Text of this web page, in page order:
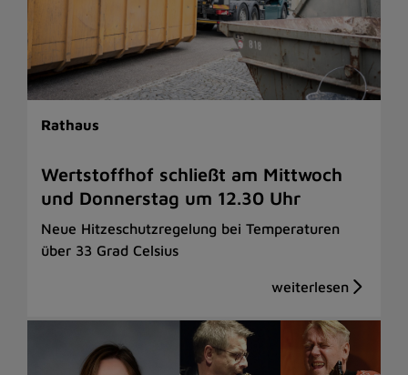
Rathaus
Wertstoffhof schließt am Mittwoch
und Donnerstag um 12.30 Uhr
Neue Hitzeschutzregelung bei Temperaturen
über 33 Grad Celsius